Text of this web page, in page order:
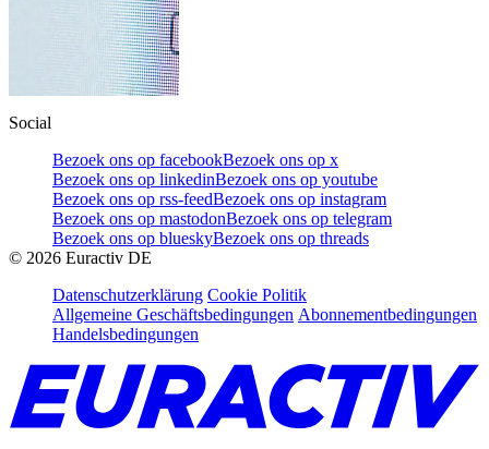
Social
Bezoek ons op facebookBezoek ons op x
Bezoek ons op linkedinBezoek ons op youtube
Bezoek ons op rss-feedBezoek ons op instagram
Bezoek ons op mastodonBezoek ons op telegram
Bezoek ons op blueskyBezoek ons op threads
© 2026 Euractiv DE
Datenschutzerklärung Cookie Politik
Allgemeine Geschäftsbedingungen Abonnementbedingungen
Handelsbedingungen